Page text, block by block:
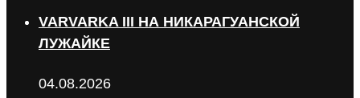
VARVARKA III НА НИКАРАГУАНСКОЙ
ЛУЖАЙКЕ
04.08.2026